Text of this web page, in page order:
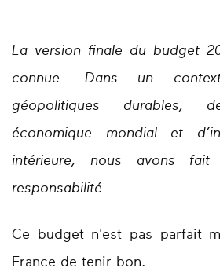
La version finale du budget
connue. Dans un
géopolitiques durables,
économique mondial et
intérieure, nous avons
responsabilité.
Ce budget n'est pas parfait
France de tenir bon.